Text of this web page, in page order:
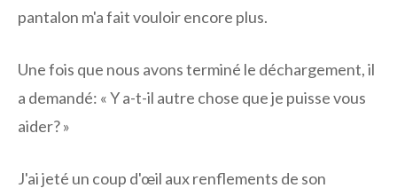
pantalon m'a fait vouloir encore plus.
Une fois que nous avons terminé le déchargement, il
a demandé: « Y a-t-il autre chose que je puisse vous
aider? »
J'ai jeté un coup d'œil aux renflements de son